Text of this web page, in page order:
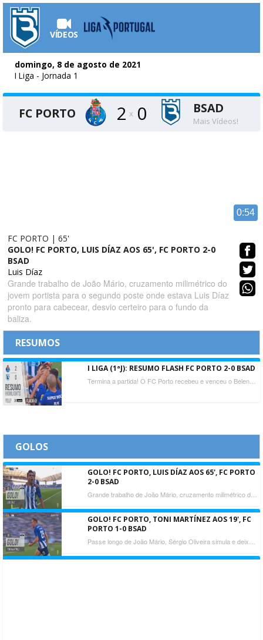
VÍDEOS
domingo, 8 de agosto de 2021
I Liga - Jornada 1
FC PORTO 2 x 0 BSAD
Mais Vídeos!
0:54
FC PORTO | 65'
GOLO! FC PORTO, LUIS DÍAZ AOS 65', FC PORTO 2-0
BSAD
Luis Díaz
Grande trabalho de João Mário, cruzamento milimétrico do
jovem portista para o segundo poste onde estava Luis Díaz
pronto para cabecear, desvio certeiro para o fundo da
baliza.
RESUMOS
I LIGA (1ªJ): RESUMO FLASH FC PORTO 2-0 BSAD
GOLOS
GOLO! FC PORTO, LUIS DÍAZ AOS 65', FC PORTO
2-0 BSAD
GOLO! FC PORTO, TONI MARTÍNEZ AOS 19', FC
PORTO 1-0 BSAD